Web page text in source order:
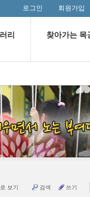
로그인 회원가입
리 찾아가는 목
보기 검색 쓰기